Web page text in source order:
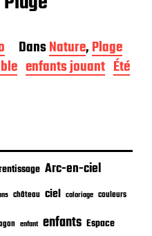
DansNature,Plage
enfants jouant Été
Arc-en-ciel
château ciel coloriage couleurs
enfant enfants Espace